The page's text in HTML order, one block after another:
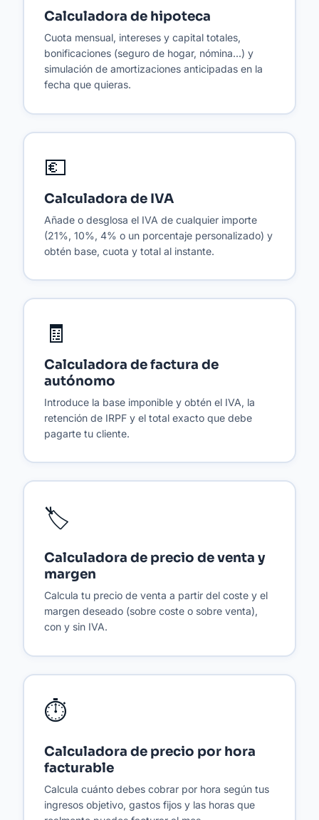
Calculadora de hipoteca
Cuota mensual, intereses y capital totales,
bonificaciones (seguro de hogar, nómina...) y
simulación de amortizaciones anticipadas en la
fecha que quieras.
💶
Calculadora de IVA
Añade o desglosa el IVA de cualquier importe
(21%, 10%, 4% o un porcentaje personalizado) y
obtén base, cuota y total al instante.
🧾
Calculadora de factura de
autónomo
Introduce la base imponible y obtén el IVA, la
retención de IRPF y el total exacto que debe
pagarte tu cliente.
🏷️
Calculadora de precio de venta y
margen
Calcula tu precio de venta a partir del coste y el
margen deseado (sobre coste o sobre venta),
con y sin IVA.
⏱️
Calculadora de precio por hora
facturable
Calcula cuánto debes cobrar por hora según tus
ingresos objetivo, gastos fijos y las horas que